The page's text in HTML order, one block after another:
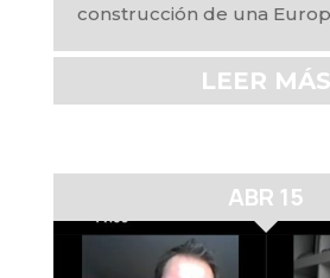
construcción de una
LEER MÁS
ABR 15